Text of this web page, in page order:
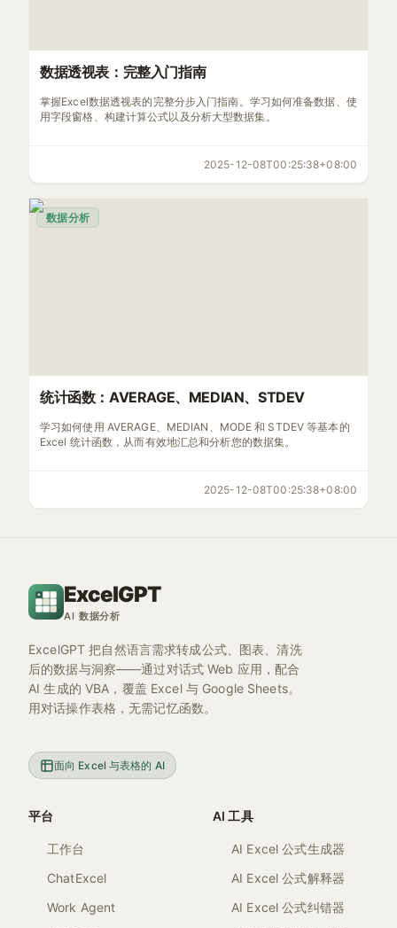
数据透视表：完整入门指南
掌握Excel数据透视表的完整分步入门指南。学习如何准备数据、使
用字段窗格、构建计算公式以及分析大型数据集。
2025-12-08T00:25:38+08:00
数据分析
统计函数：AVERAGE、MEDIAN、STDEV
学习如何使用 AVERAGE、MEDIAN、MODE 和 STDEV 等基本的
Excel 统计函数，从而有效地汇总和分析您的数据集。
2025-12-08T00:25:38+08:00
ExcelGPT
AI 数据分析
ExcelGPT 把自然语言需求转成公式、图表、清洗
后的数据与洞察——通过对话式 Web 应用，配合
AI 生成的 VBA，覆盖 Excel 与 Google Sheets。
用对话操作表格，无需记忆函数。
面向 Excel 与表格的 AI
平台
工作台
ChatExcel
Work Agent
AI 工具
AI Excel 公式生成器
AI Excel 公式解释器
AI Excel 公式纠错器